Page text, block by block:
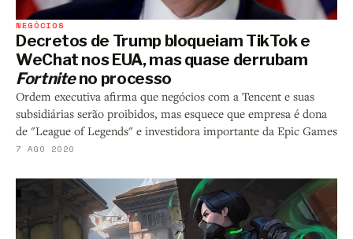
NEGÓCIOS
Decretos de Trump bloqueiam TikTok e
WeChat nos EUA, mas quase derrubam
Fortniteno processo
Ordem executiva afirma que negócios com a Tencent e suas
subsidiárias serão proibidos, mas esquece que empresa é dona
de "League of Legends" e investidora importante da Epic Games
7 AGO 2020